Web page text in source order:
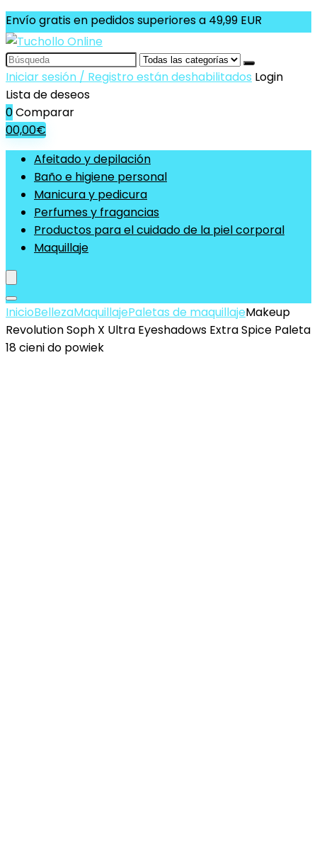
Envío gratis en pedidos superiores a 49,99 EUR
Search
for:
Iniciar sesión / Registro están deshabilitados Login
Lista de deseos
0Comparar
00,00€
Afeitado y depilación
Baño e higiene personal
Manicura y pedicura
Perfumes y fragancias
Productos para el cuidado de la piel corporal
Maquillaje
InicioBellezaMaquillajePaletas de maquillajeMakeup
Revolution Soph X Ultra Eyeshadows Extra Spice Paleta
18 cieni do powiek